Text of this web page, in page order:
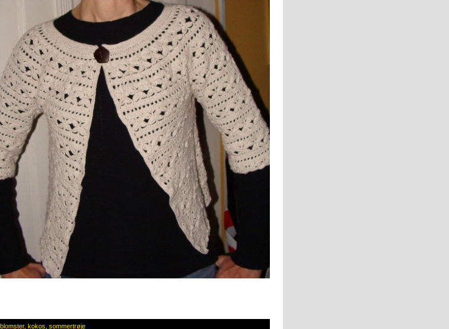
blomster, kokos, sommertrøje